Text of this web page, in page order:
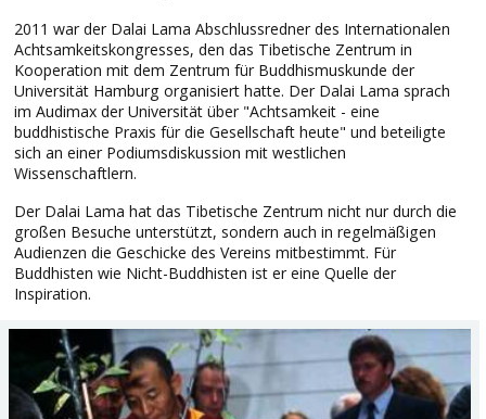
2011 war der Dalai Lama Abschlussredner des Internationalen
Achtsamkeitskongresses, den das Tibetische Zentrum in
Kooperation mit dem Zentrum für Buddhismuskunde der
Universität Hamburg organisiert hatte. Der Dalai Lama sprach
im Audimax der Universität über "Achtsamkeit - eine
buddhistische Praxis für die Gesellschaft heute" und beteiligte
sich an einer Podiumsdiskussion mit westlichen
Wissenschaftlern.
Der Dalai Lama hat das Tibetische Zentrum nicht nur durch die
großen Besuche unterstützt, sondern auch in regelmäßigen
Audienzen die Geschicke des Vereins mitbestimmt. Für
Buddhisten wie Nicht-Buddhisten ist er eine Quelle der
Inspiration.